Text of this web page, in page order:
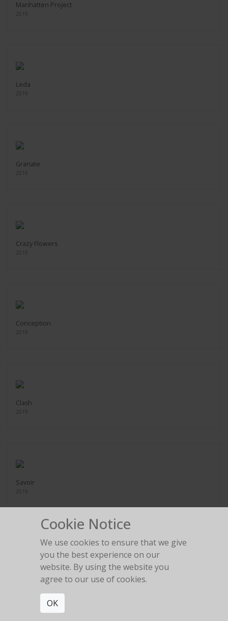
Manhatten Project
2019
Leda
2019
Granate
2019
Crazy Flowers
2019
Conception
2019
Clash
2019
Savoir
2019
Black Hawk Down
Cookie Notice
We use cookies to ensure that we give
you the best experience on our
website. By using the website you
agree to our use of cookies.
OK